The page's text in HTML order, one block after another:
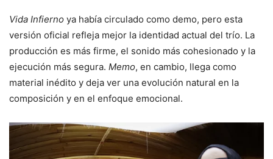
Vida Infierno ya había circulado como demo, pero esta
versión oficial refleja mejor la identidad actual del trío. La
producción es más firme, el sonido más cohesionado y la
ejecución más segura. Memo, en cambio, llega como
material inédito y deja ver una evolución natural en la
composición y en el enfoque emocional.